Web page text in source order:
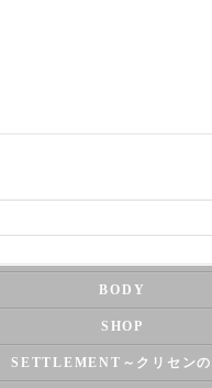
BODY
SHOP